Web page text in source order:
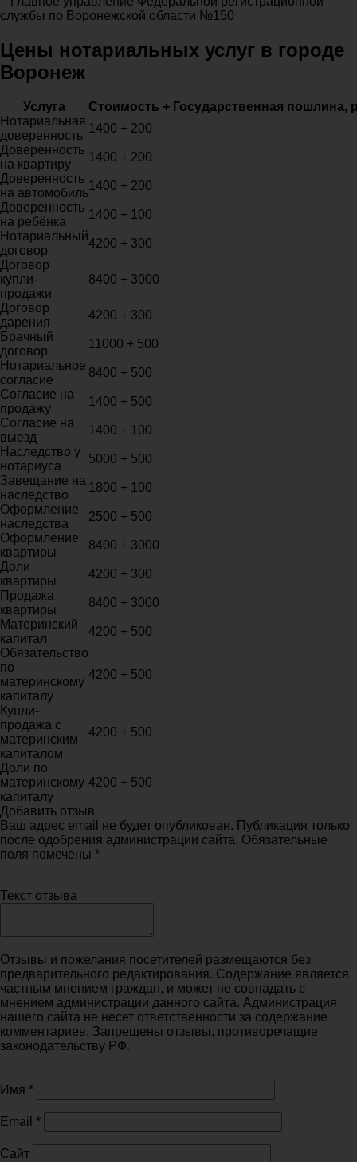
службы по Воронежской области №150
Цены нотариальных услуг в городе
Воронеж
Услуга
Стоимость + Государственная пошлина,
Нотариальная
доверенность
1400 + 200
Доверенность
на квартиру
1400 + 200
Доверенность
на автомобиль
1400 + 200
Доверенность
на ребёнка
1400 + 100
Нотариальный
договор
4200 + 300
Договор
купли-
продажи
8400 + 3000
Договор
дарения
4200 + 300
Брачный
договор
11000 + 500
Нотариальное
согласие
8400 + 500
Согласие на
продажу
1400 + 500
Согласие на
выезд
1400 + 100
Наследство у
нотариуса
5000 + 500
Завещание на
наследство
1800 + 100
Оформление
наследства
2500 + 500
Оформление
квартиры
8400 + 3000
Доли
квартиры
4200 + 300
Продажа
квартиры
8400 + 3000
Материнский
капитал
4200 + 500
Обязательство
по
материнскому
капиталу
4200 + 500
Купли-
продажа с
материнским
капиталом
4200 + 500
Доли по
материнскому
капиталу
4200 + 500
Добавить отзыв
Ваш адрес email не будет опубликован. Публикация только
после одобрения администрации сайта. Обязательные
поля помечены *
Текст отзыва
Отзывы и пожелания посетителей размещаются без
предварительного редактирования. Содержание является
частным мнением граждан, и может не совпадать с
мнением администрации данного сайта. Администрация
нашего сайта не несет ответственности за содержание
комментариев. Запрещены отзывы, противоречащие
законодательству РФ.
Имя *
Email *
Сайт